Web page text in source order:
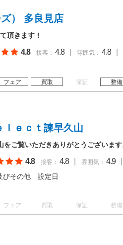
） 多良見店
頂きます！
4.8 接客： 4.8 雰囲気： 4.8
フェア 買取 保証 整備
ｅｃｔ諫早久山
ご覧いただきありがとうございます
4.8 接客： 4.8 雰囲気： 4.9
その他 設定日
フェア 買取 保証 整備